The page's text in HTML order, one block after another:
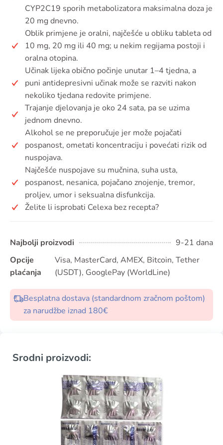
CYP2C19 sporih metabolizatora maksimalna doza je
20 mg dnevno.
Oblik primjene je oralni, najčešće u obliku tableta od
10 mg, 20 mg ili 40 mg; u nekim regijama postoji i
oralna otopina.
Učinak lijeka obično počinje unutar 1–4 tjedna, a
puni antidepresivni učinak može se razviti nakon
nekoliko tjedana redovite primjene.
Trajanje djelovanja je oko 24 sata, pa se uzima
jednom dnevno.
Alkohol se ne preporučuje jer može pojačati
pospanost, ometati koncentraciju i povećati rizik od
nuspojava.
Najčešće nuspojave su mučnina, suha usta,
pospanost, nesanica, pojačano znojenje, tremor,
proljev, umor i seksualna disfunkcija.
Želite li isprobati Celexa bez recepta?
Najbolji proizvodi
9-21 dana
Opcije
plaćanja
Visa, MasterCard, AMEX, Bitcoin, Tether
(USDT), GooglePay (WorldLine)
Besplatna dostava (standardnom zračnom poštom)
za narudžbe iznad 180€
Srodni proizvodi: